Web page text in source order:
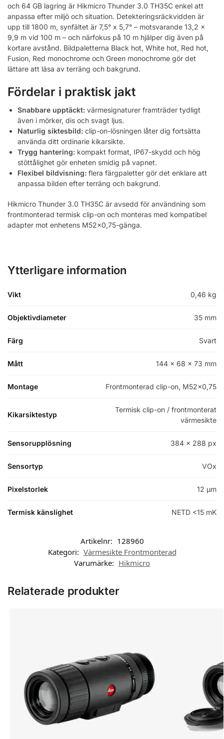
och 64 GB lagring är Hikmicro Thunder 3.0 TH35C enkel att
anpassa efter miljö och situation. Detekteringsräckvidden är
upp till 1800 m, synfältet är 7,5° x 5,7° – motsvarande 13,2 x
9,9 m vid 100 m – och närfokus på 10 m hjälper dig även på
kortare avstånd. Bildpaletterna Black hot, White hot, Red hot,
Fusion, Red monochrome och Green monochrome gör det
lättare att läsa av terräng och bakgrund.
Fördelar i praktisk jakt
Snabbare upptäckt: värmesignaturer framträder tydligt
även i mörker, dis och svagt ljus.
Naturlig siktesbild: clip-on-lösningen låter dig fortsätta
använda ditt ordinarie kikarsikte.
Trygg hantering: kompakt format, IP67-skydd och hög
stöttålighet gör enheten smidig på vapnet.
Flexibel bildvisning: flera färgpaletter gör det enklare att
anpassa bilden efter terräng och bakgrund.
Hikmicro Thunder 3.0 TH35C är avsedd för användning som
frontmonterad termisk clip-on och monteras med kompatibel
adapter mot enhetens M52x0,75-gänga.
Ytterligare information
Vikt 0,46 kg
Objektivdiameter 35 mm
Färg Svart
Mått 144 x 68 x 73 mm
Montage Frontmonterad clip-on, M52x0,75
Kikarsiktestyp
Termisk clip-on / frontmonterat
värmesikte
Sensorupplösning 384 x 288 px
Sensortyp VOx
Pixelstorlek 12 μm
Termisk känslighet NETD <15 mK
Artikelnr: 128960
Kategori: Värmesikte Frontmonterad
Varumärke: Hikmicro
Relaterade produkter